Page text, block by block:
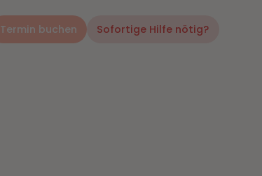
Termin buchen Sofortige Hilfe nötig?